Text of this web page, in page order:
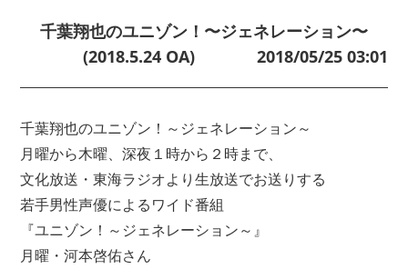
千葉翔也のユニゾン！〜ジェネレーション〜
(2018.5.24 OA)
2018/05/25 03:01
千葉翔也のユニゾン！～ジェネレーション～
月曜から木曜、深夜１時から２時まで、
文化放送・東海ラジオより生放送でお送りする
若手男性声優によるワイド番組
『ユニゾン！～ジェネレーション～』
月曜・河本啓佑さん